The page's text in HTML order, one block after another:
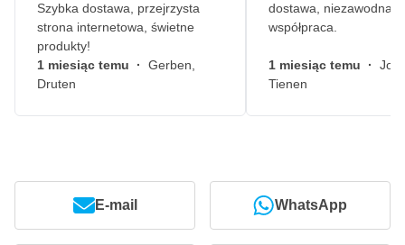
Szybka dostawa, przejrzysta
strona internetowa, świetne
produkty!
1 miesiąc temu · Gerben,
Druten
dostawa, niezawodna
współpraca.
1 miesiąc temu ·
Tienen
E-mail WhatsApp